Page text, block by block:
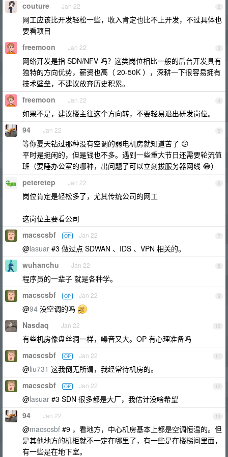
2
couture Jan 22
网工应该比开发轻松一些，收入肯定也比不上开发，不过具体也
要看项目
3
freemoon Jan 22
网络开发是指 SDN/NFV 吗？这类岗位相比一般的后台开发具有
独特的方向优势，薪资也高（ 20-50K ），深耕一下很容易拥有
技术壁垒，不建议放弃历史积累。
4
freemoon Jan 22
如果不是，建议楼主往这个方向转，不要轻易退出研发岗位。
5
94 Jan 22
等你夏天钻过那种没有空调的弱电机房就知道苦了 😕
平时是挺闲的，但是钱也不多。遇到一些重大节日还需要轮流值
班（要睡办公室的哪种，出问题了可以立刻拔服务器网线 😂）
6
peteretep Jan 22
岗位肯定是轻松多了，尤其传统公司的网工
这岗位主要看公司
7
macscsbf OP Jan 22
@lasuar #3 做过点 SDWAN 、IDS 、VPN 相关的。
8
wuhanchu Jan 22
程序员的一辈子 就是各种学。
9
macscsbf OP Jan 22
@94 没空调的吗
10
Nasdaq Jan 22
有些机房像盘丝洞一样，噪音又大。OP 有心理准备吗
11
macscsbf OP Jan 22
@liu731 这我倒无所谓，我经常待机房的。
12
macscsbf OP Jan 22
@lasuar #3 SDN 很多都是大厂，我估计没啥希望
13
94 Jan 22
@macscsbf #9 ，看地方，中心机房基本上都是空调恒温的。但
是其他地方的机柜就不一定在哪里了，有一些是在楼梯间里面，
有一些是在地下室。